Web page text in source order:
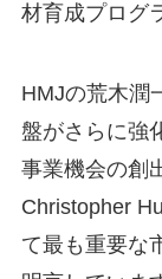
材育成プログ
HMJの荒木潤
盤がさらに強
事業機会の創
Christopher
て最も重要な